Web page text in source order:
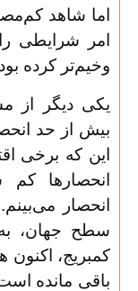
اما شاهد
امر شرایطی
وخیم‌تر کرده بود
یکی دیگر از
بیش از حد
این که برخی
انحصارها
انحصار
سطح جهان،
کمبریج،